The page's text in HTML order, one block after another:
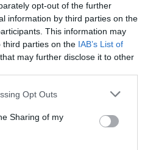
opt-out of the further
information by third parties on the
This information may
third parties on the IAB’s List of
that may further disclose it to other
Opt Outs
Sharing of my
en el precio
Alquiler de bicicletas
Aparcamiento Interior en garaje
Privado
Caja fuerte
Cocina Internacional
Conexión a Internet
Información Turística
Lounge Bar
ofrece todos los días lo mejor de la
recetas de pescado, pasta fresca
Cafetería
Se aceptan mascotas pequeñas